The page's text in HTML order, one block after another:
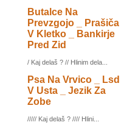
Butalce Na
Prevzgojo _ Prašiča
V Kletko _ Bankirje
Pred Zid
/ Kaj delaš ? // Hlinim dela...
Psa Na Vrvico _ Lsd
V Usta _ Jezik Za
Zobe
///// Kaj delaš ? //// Hlini...